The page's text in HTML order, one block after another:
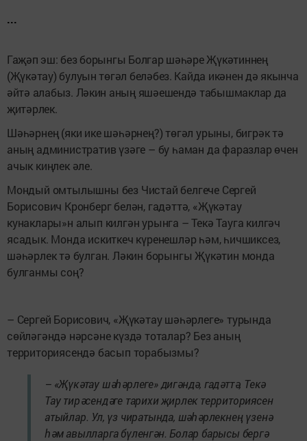
...
Гаҗәп эш: без борынгы Болгар шәһәре Җүкәтиннең
(Җүкәтау) булуын төгәл беләбез. Кайда икәнен дә якынча
әйтә алабыз. Ләкин аның яшәешендә табышмак­лар да
җитәрлек.
Шәһәрнең (яки ике шәһәрнең?) төгәл урыны, бигрәк тә
аның административ үзәге – бу һаман да фаразлар өчен
ачык киңлек әле.
Мондый омтылышны без Чис­тай белгече Сергей
Борисович Кронберг белән, гадәттә, «Җүкәтау
кунаклары»н алып килгән урынга – Текә Тауга килгәч
ясадык. Монда искиткеч күренешләр һәм, һичшиксез,
шәһәрлек тә булган. Ләкин борынгы Җүкәтин монда
булганмы соң?
– Сергей Борисович, «Җүкә­тау шәһәрлеге» турында
сөйләгәндә нәрсәне күздә тоталар? Без аның
территориясендә басып торабызмы?
– «Җүкәтау шәһәрлеге» дигәндә, гадәттә, Текә
Тау тирәсендәге тарихи җирлек территориясен
атыйлар. Ул, үз чиратында, шәһәрлекнең үзенә
һәм авылларга бүленгән. Болар барысы бергә